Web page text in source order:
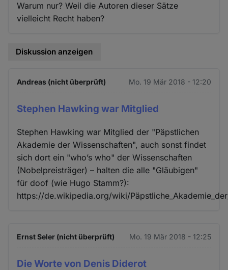
Warum nur? Weil die Autoren dieser Sätze
vielleicht Recht haben?
Diskussion anzeigen
Andreas (nicht überprüft) Mo. 19 Mär 2018 - 12:20
Stephen Hawking war Mitglied
Stephen Hawking war Mitglied der "Päpstlichen
Akademie der Wissenschaften", auch sonst findet
sich dort ein "who’s who" der Wissenschaften
(Nobelpreisträger) – halten die alle "Gläubigen"
für doof (wie Hugo Stamm?):
https://de.wikipedia.org/wiki/
Ernst Seler (nicht überprüft) Mo. 19 Mär 2018 - 12:25
Die Worte von Denis Diderot